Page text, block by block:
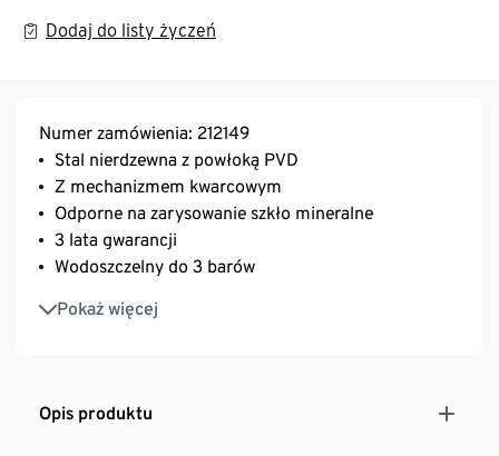
Dodaj do listy życzeń
Numer zamówienia: 212149
Stal nierdzewna z powłoką PVD
Z mechanizmem kwarcowym
Odporne na zarysowanie szkło mineralne
3 lata gwarancji
Wodoszczelny do 3 barów
Pokaż więcej
Z narzędziami do skracania
Opis produktu